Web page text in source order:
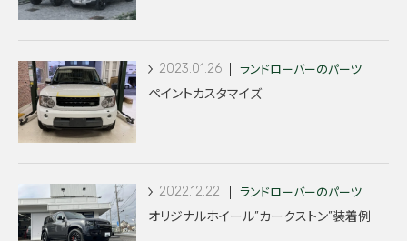
2023.01.26 ランドローバーのパーツ
ペイントカスタマイズ
2022.12.22 ランドローバーのパーツ
オリジナルホイール”カークストン”装着例